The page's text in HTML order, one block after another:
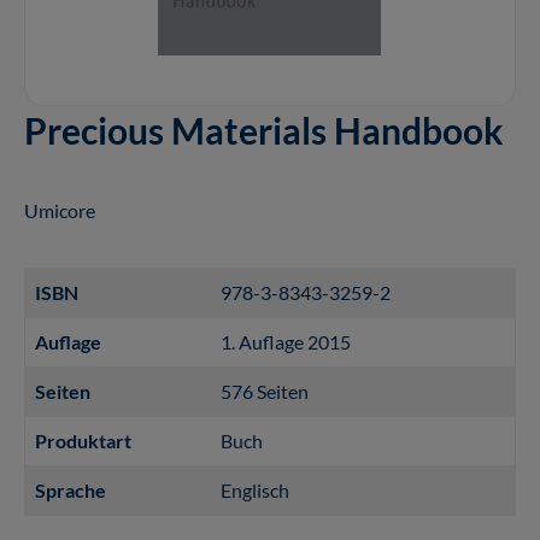
Precious Materials Handbook
Umicore
ISBN 978-3-8343-3259-2
Auflage 1. Auflage 2015
Seiten 576 Seiten
Produktart Buch
Sprache Englisch